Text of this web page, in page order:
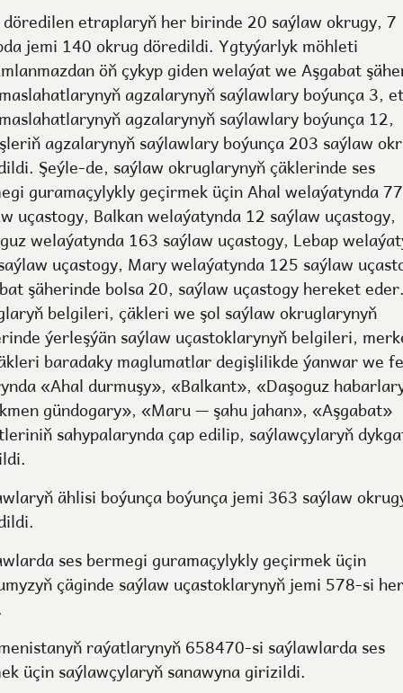
etraplaryň her birinde 20 saýlaw okrugy, 7
jemi 140 okrug döredildi. Ygtyýarlyk möhleti
öň çykyp giden welaýat we Aşgabat
agzalarynyň saýlawlary boýunça 3,
agzalarynyň saýlawlary boýunça 12,
agzalarynyň saýlawlary boýunça 203 saýlaw
Şeýle-de, saýlaw okruglarynyň çäklerinde ses
guramaçylykly geçirmek üçin Ahal welaýatynda 77
uçastogy, Balkan welaýatynda 12 saýlaw uçastogy,
welaýatynda 163 saýlaw uçastogy, Lebap
uçastogy, Mary welaýatynda 125 saýlaw
şäherinde bolsa 20, saýlaw uçastogy hereket
belgileri, çäkleri we şol saýlaw okruglarynyň
ýerleşýän saýlaw uçastoklarynyň belgileri,
baradaky maglumatlar degişlilikde ýanwar we
«Ahal durmuşy», «Balkant», «Daşoguz
gündogary», «Maru — şahu jahan», «Aşgabat»
sahypalarynda çap edilip, saýlawçylaryň
ählisi boýunça boýunça jemi 363 saýlaw
ses bermegi guramaçylykly geçirmek üçin
çäginde saýlaw uçastoklarynyň jemi 578-si
raýatlarynyň 658470-si saýlawlarda ses
üçin saýlawçylaryň sanawyna girizildi.